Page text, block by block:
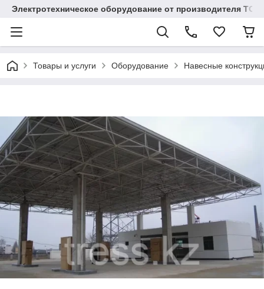
Электротехническое оборудование от производителя TOO
Товары и услуги Оборудование Навесные